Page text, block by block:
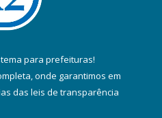
para prefeituras!
onde garantimos em
das leis de transparência